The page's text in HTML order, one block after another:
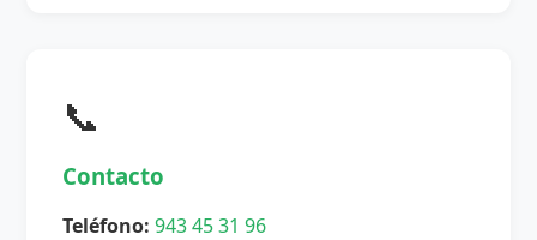
📞
Contacto
Teléfono: 943 45 31 96